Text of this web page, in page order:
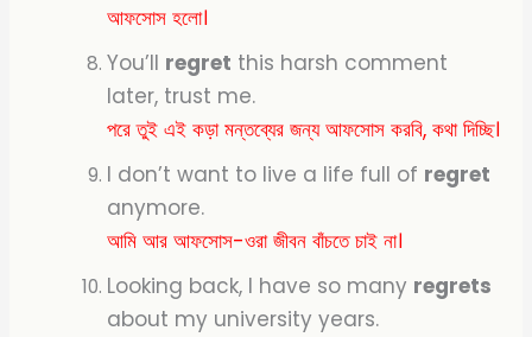
আফসোস হলো।
You’ll regret this harsh comment
later, trust me.
পরে তুই এই কড়া মন্তব্যের জন্য আফসোস করবি, কথা দিচ্ছি।
I don’t want to live a life full of regret
anymore.
আমি আর আফসোস-ওরা জীবন বাঁচতে চাই না।
Looking back, I have so many regrets
about my university years.